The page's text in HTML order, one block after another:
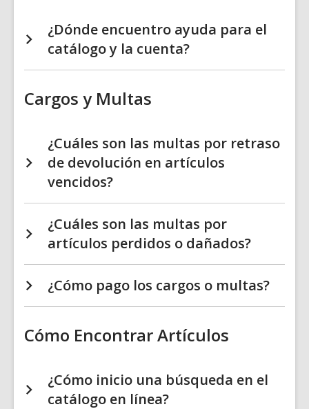
¿Dónde encuentro ayuda para el
catálogo y la cuenta?
Cargos y Multas
¿Cuáles son las multas por retraso
de devolución en artículos
vencidos?
¿Cuáles son las multas por
artículos perdidos o dañados?
¿Cómo pago los cargos o multas?
Cómo Encontrar Artículos
¿Cómo inicio una búsqueda en el
catálogo en línea?